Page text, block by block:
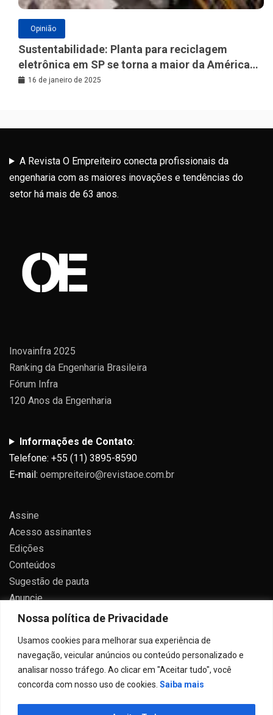
Nossa política de Privacidade
Usamos cookies para melhorar sua experiência de
navegação, veicular anúncios ou conteúdo personalizado e
analisar nosso tráfego. Ao clicar em "Aceitar tudo", você
concorda com nosso uso de cookies. Saiba mais
Opinião
Sustentabilidade: Planta para reciclagem
eletrônica em SP se torna a maior da América
Latina
16 de janeiro de 2025
A Revista O Empreiteiro conecta profissionais da
engenharia com as maiores inovações e tendências do
setor há mais de 63 anos.
Inovainfra 2025
Ranking da Engenharia Brasileira
Fórum Infra
120 Anos da Engenharia
Informações de Contato:
Telefone: +55 (11) 3895-8590
E-mail: oempreiteiro@revistaoe.com.br
Assine
Acesso assinantes
Edições
Conteúdos
Sugestão de pauta
Anuncie
Contato